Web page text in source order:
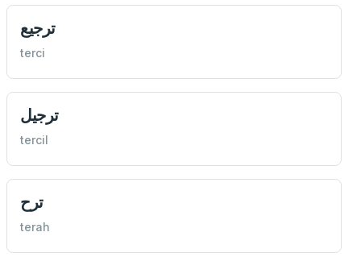
ترجيع
terci
ترجيل
tercil
ترح
terah